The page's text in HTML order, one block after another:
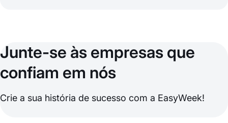
Junte-se às empresas que
confiam em nós
Crie a sua história de sucesso com a EasyWeek!